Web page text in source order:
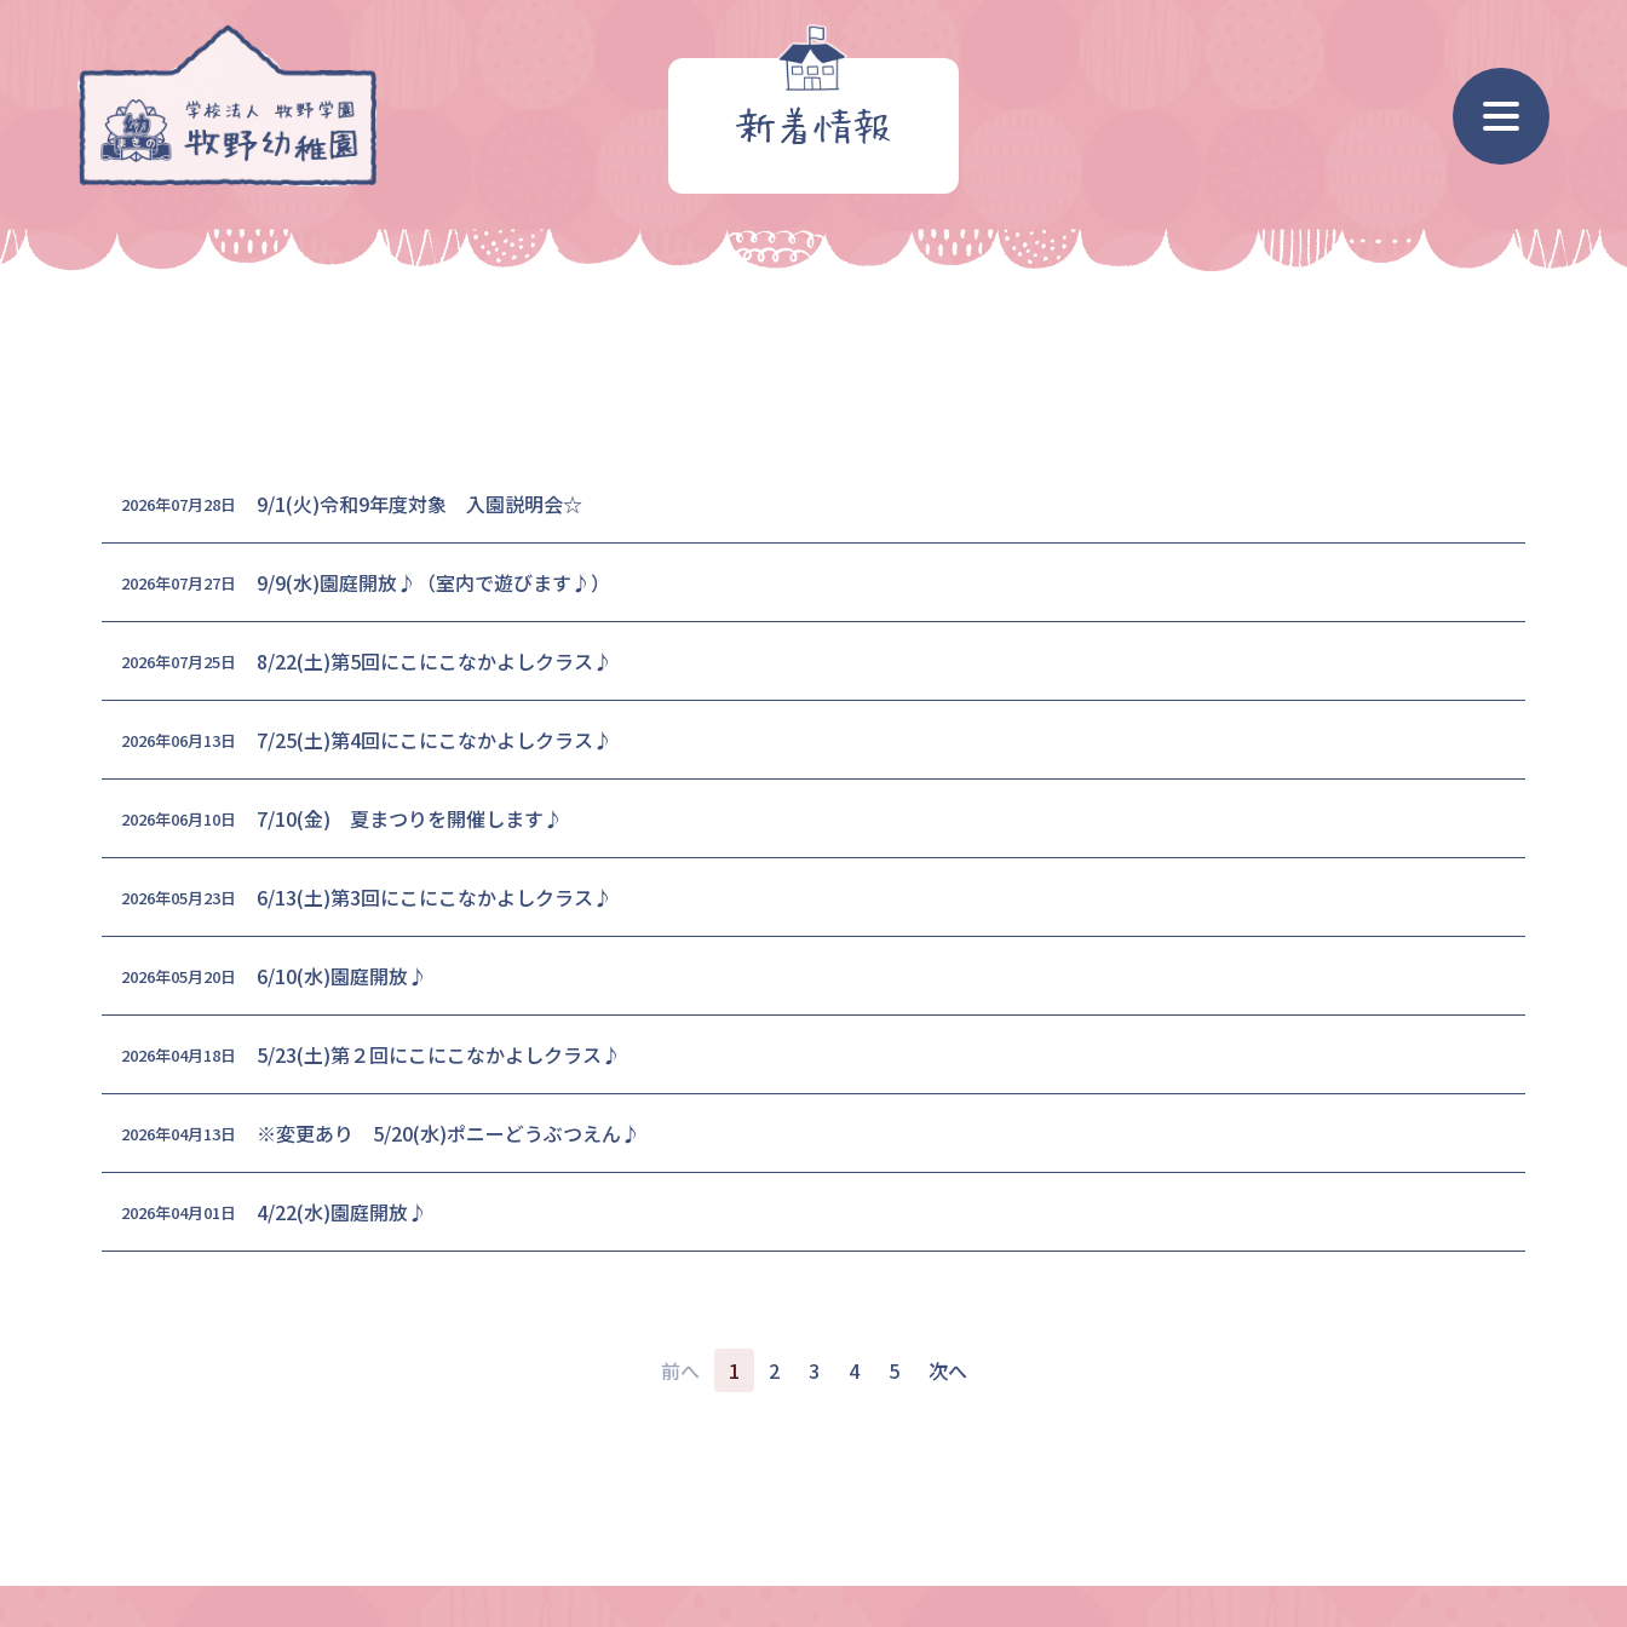
新着情報
2026年07月28日 9/1(火)令和9年度対象 入園説明会☆
2026年07月27日 9/9(水)園庭開放♪（室内で遊びます♪）
2026年07月25日 8/22(土)第5回にこにこなかよしクラス♪
2026年06月13日 7/25(土)第4回にこにこなかよしクラス♪
2026年06月10日 7/10(金) 夏まつりを開催します♪
2026年05月23日 6/13(土)第3回にこにこなかよしクラス♪
2026年05月20日 6/10(水)園庭開放♪
2026年04月18日 5/23(土)第２回にこにこなかよしクラス♪
2026年04月13日 ※変更あり 5/20(水)ポニーどうぶつえん♪
2026年04月01日 4/22(水)園庭開放♪
前へ 1 2 3 4 5 次へ